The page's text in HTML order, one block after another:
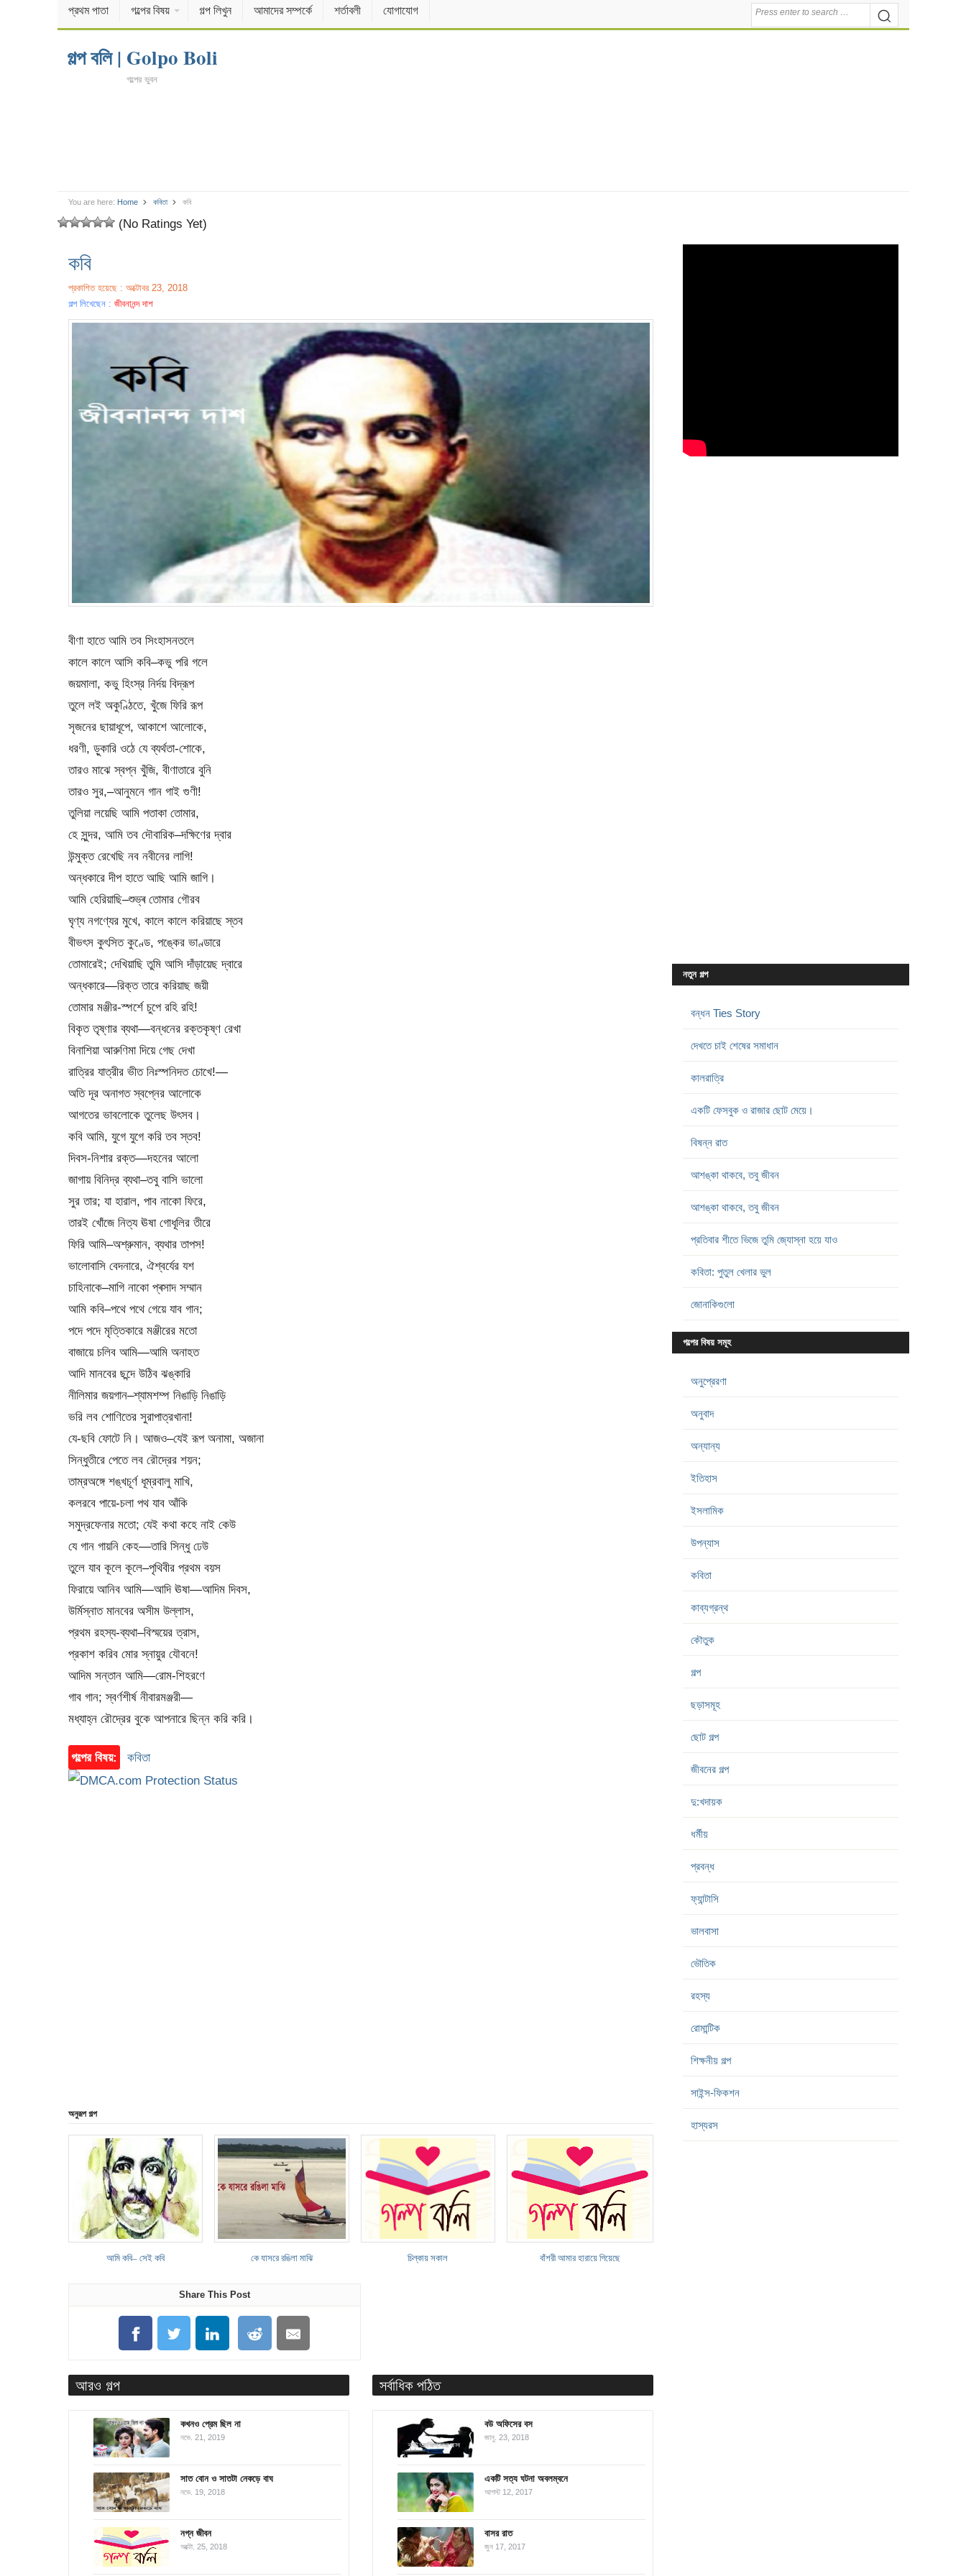
প্রথম পাতা গল্পের বিষয় গল্প লিখুন আমাদের সম্পর্কে শর্তাবলী যোগাযোগ
গল্প বলি | Golpo Boli
গল্পের ভুবন
You are here: Home কবিতা কবি
(No Ratings Yet)
কবি
প্রকাশিত হয়েছে : অক্টোবর 23, 2018
গল্প লিখেছেন : জীবনানন্দ দাশ
বীণা হাতে আমি তব সিংহাসনতলে
কালে কালে আসি কবি–কভু পরি গলে
জয়মালা, কভু হিংস্র নির্দয় বিদ্রূপ
তুলে লই অকুণ্ঠিতে, খুঁজে ফিরি রূপ
সৃজনের ছায়াধূপে, আকাশে আলোকে,
ধরণী, ড়ুকারি ওঠে যে ব্যর্থতা-শোকে,
তারও মাঝে স্বপ্ন খুঁজি, বীণাতারে বুনি
তারও সুর,–আনুমনে গান গাই গুণী!
তুলিয়া লয়েছি আমি পতাকা তোমার,
হে সুন্দর, আমি তব দৌবারিক–দক্ষিণের দ্বার
উন্মুক্ত রেখেছি নব নবীনের লাগি!
অন্ধকারে দীপ হাতে আছি আমি জাগি।
আমি হেরিয়াছি–শুভ্ৰ তোমার গৌরব
ঘৃণ্য নগণ্যের মুখে, কালে কালে করিয়াছে স্তব
বীভৎস কুৎসিত কুণ্ডে, পঙ্কের ভাণ্ডারে
তোমারেই; দেখিয়াছি তুমি আসি দাঁড়ায়েছ দ্বারে
অন্ধকারে—রিক্ত তারে করিয়াছ জয়ী
তোমার মঞ্জীর-স্পর্শে চুপে রহি রহি!
বিকৃত তৃষ্ণার ব্যথা—বন্ধনের রক্তকৃষ্ণ রেখা
বিনাশিয়া আরুণিমা দিয়ে গেছ দেখা
রাত্রির যাত্রীর ভীত নিঃস্পনিদত চোখে!—
অতি দূর অনাগত স্বপ্নের আলোকে
আগতের ভাবলোকে তুলেছ উৎসব।
কবি আমি, যুগে যুগে করি তব স্তব!
দিবস-নিশার রক্ত—দহনের আলো
জাগায় বিনিদ্র ব্যথা–তবু বাসি ভালো
সুর তার; যা হারাল, পাব নাকো ফিরে,
তারই খোঁজে নিত্য ঊষা গোধূলির তীরে
ফিরি আমি–অশ্রুমান, ব্যথার তাপস!
ভালোবাসি বেদনারে, ঐশ্বর্যের যশ
চাহিনাকে–মাগি নাকো প্ৰসাদ সম্মান
আমি কবি–পথে পথে গেয়ে যাব গান;
পদে পদে মৃত্তিকারে মঞ্জীরের মতো
বাজায়ে চলিব আমি—আমি অনাহত
আদি মানবের ছন্দে উঠিব ঝঙ্কারি
নীলিমার জয়গান–শ্যামশম্প নিঙাড়ি নিঙাড়ি
ভরি লব শোণিতের সুরাপাত্রখানা!
যে-ছবি ফোটে নি। আজও–যেই রূপ অনামা, অজানা
সিন্ধুতীরে পেতে লব রৌদ্রের শয়ন;
তাম্রঅঙ্গে শঙ্খচূর্ণ ধূম্রবালু মাখি,
কলরবে পায়ে-চলা পথ যাব আঁকি
সমুদ্রফেনার মতো; যেই কথা কহে নাই কেউ
যে গান গায়নি কেহ—তারি সিন্ধু ঢেউ
তুলে যাব কূলে কূলে–পৃথিবীর প্রথম বয়স
ফিরায়ে আনিব আমি—আদি ঊষা—আদিম দিবস,
উর্মিস্নাত মানবের অসীম উল্লাস,
প্রথম রহস্য-ব্যথা–বিস্ময়ের ত্রাস,
প্রকাশ করিব মোর স্নায়ুর যৌবনে!
আদিম সন্তান আমি—রোম-শিহরণে
গাব গান; স্বর্ণশীর্ষ নীবারমঞ্জরী—
মধ্যাহ্ন রৌদ্রের বুকে আপনারে ছিন্ন করি করি।
গল্পের বিষয়: কবিতা
অনুরূপ গল্প
আমি কবি– সেই কবি কে যাসরে রঙিলা মাঝি চিল্কায় সকাল বাঁশরী আমার হারায়ে গিয়েছে
Share This Post
আরও গল্প
কখনও প্রেম ছিল না
নভে. 21, 2019
সাত বোন ও সাতটা নেকড়ে বাঘ
নভে. 19, 2018
নগ্ন জীবন
অক্টো. 25, 2018
সর্বাধিক পঠিত
বউ অফিসের বস
জানু. 23, 2018
একটি সত্য ঘটনা অবলম্বনে
আগস্ট 12, 2017
বাসর রাত
জুন 17, 2017
নতুন গল্প
বন্ধন Ties Story
দেখতে চাই শেষের সমাধান
কালরাত্রি
একটি ফেসবুক ও রাজার ছোট মেয়ে।
বিষন্ন রাত
আশঙ্কা থাকবে, তবু জীবন
আশঙ্কা থাকবে, তবু জীবন
প্রতিবার শীতে ভিজে তুমি জ্যোস্না হয়ে যাও
কবিতা: পুতুল খেলার ভুল
জোনাকিগুলো
গল্পের বিষয় সমূহ
অনুপ্রেরণা
অনুবাদ
অন্যান্য
ইতিহাস
ইসলামিক
উপন্যাস
কবিতা
কাব্যগ্রন্থ
কৌতুক
গল্প
ছড়াসমূহ
ছোট গল্প
জীবনের গল্প
দু:খদায়ক
ধর্মীয়
প্রবন্ধ
ফ্যান্টাসি
ভালবাসা
ভৌতিক
রহস্য
রোমান্টিক
শিক্ষনীয় গল্প
সাইন্স-ফিকশন
হাস্যরস